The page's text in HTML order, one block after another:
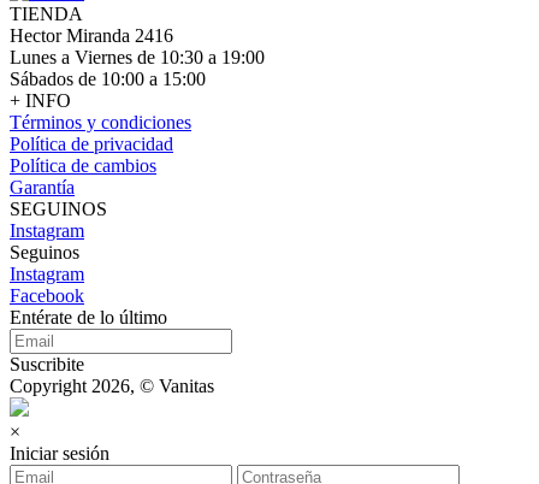
TIENDA
Hector Miranda 2416
Lunes a Viernes de 10:30 a 19:00
Sábados de 10:00 a 15:00
+ INFO
Términos y condiciones
Política de privacidad
Política de cambios
Garantía
SEGUINOS
Instagram
Seguinos
Instagram
Facebook
Entérate de lo último
Suscribite
Copyright 2026, © Vanitas
×
Iniciar sesión